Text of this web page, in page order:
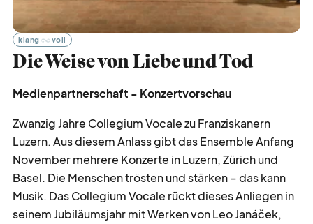
klang voll
Die Weise von Liebe und Tod
Medienpartnerschaft - Konzertvorschau
Zwanzig Jahre Collegium Vocale zu Franziskanern
Luzern. Aus diesem Anlass gibt das Ensemble Anfang
November mehrere Konzerte in Luzern, Zürich und
Basel. Die Menschen trösten und stärken – das kann
Musik. Das Collegium Vocale rückt dieses Anliegen in
seinem Jubiläumsjahr mit Werken von Leo Janáček,